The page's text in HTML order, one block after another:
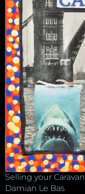
Selling your Caravan
Damian Le Bas